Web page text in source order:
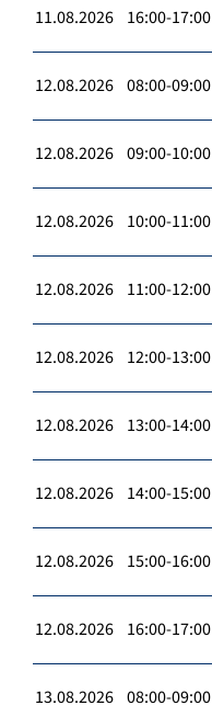
11.08.2026 16:00-17:00
12.08.2026 08:00-09:00
12.08.2026 09:00-10:00
12.08.2026 10:00-11:00
12.08.2026 11:00-12:00
12.08.2026 12:00-13:00
12.08.2026 13:00-14:00
12.08.2026 14:00-15:00
12.08.2026 15:00-16:00
12.08.2026 16:00-17:00
13.08.2026 08:00-09:00